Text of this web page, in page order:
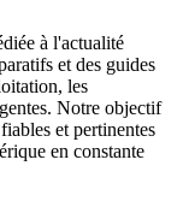
à l'actualité
et des guides
les
Notre objectif
et pertinentes
en constante